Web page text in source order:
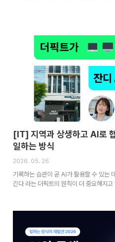
[IT] 지역과 상생하고 AI로
일하는 방식
2026. 05. 26
기록하는 습관이 곧 AI가 활용할 수 있는
긴다 라는 더픽트의 원칙이 더 중요해지고